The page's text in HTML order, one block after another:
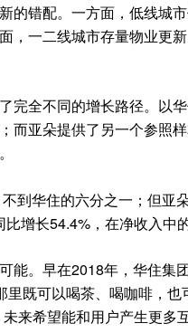
的错配。一方面，低线城
，一二线城市存量物业更
完全不同的增长路径。以
而亚朵提供了另一个参照
到华住的六分之一；但亚
增长54.4%，在净收入中
能。早在2018年，华住集
里既可以喝茶、喝咖啡，
来希望能和用户产生更多互